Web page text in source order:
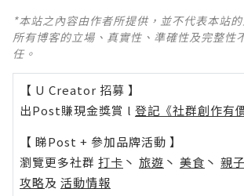
*本站之內容由作者所提供，並不代表本站
所有博客的立場、真實性、準確性及完整性
任。
【 U Creator 招募 】
出Post賺現金獎賞 l 登記《社群創作有
【 睇Post + 參加品牌活動 】
瀏覽更多社群 打卡 丶 旅遊 丶 美食 丶 親子
攻略及 活動情報